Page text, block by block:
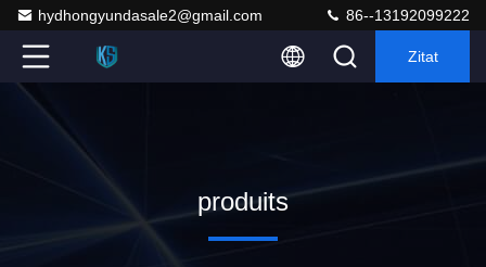
hydhongyundasale2@gmail.com 86--13192099222
Zitat
produits